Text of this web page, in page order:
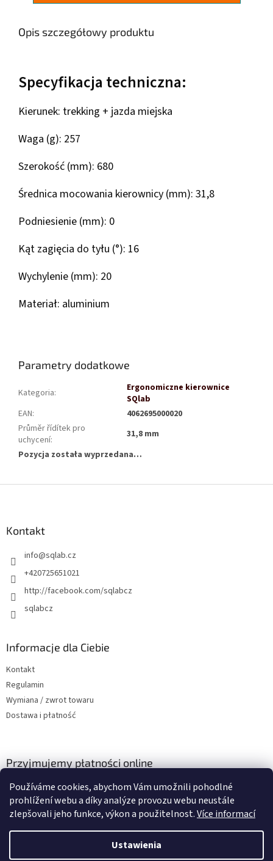
Používáme cookies, abychom Vám umožnili pohodlné
prohlížení webu a díky analýze provozu webu neustále
zlepšovali jeho funkce, výkon a použitelnost.Více informací
Ustawienia
Opis szczegółowy produktu
Specyfikacja techniczna:
Kierunek: trekking + jazda miejska
Waga (g): 257
Szerokość (mm): 680
Średnica mocowania kierownicy (mm): 31,8
Podniesienie (mm): 0
Kąt zagięcia do tyłu (°): 16
Wychylenie (mm): 20
Materiał: aluminium
Parametry dodatkowe
Kategoria:
Ergonomiczne kierownice
SQlab
EAN:
4062695000020
Průměr řídítek pro
uchycení:
31,8 mm
Pozycja została wyprzedana…
Kontakt
info@sqlab.cz
+420725651021
http://facebook.com/sqlabcz
sqlabcz
Informacje dla Ciebie
Kontakt
Regulamin
Wymiana / zwrot towaru
Dostawa i płatność
Przyjmujemy płatności online
Opracował Shoptet